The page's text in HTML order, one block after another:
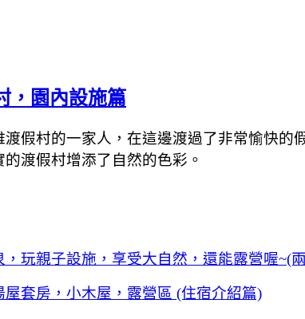
，園內設施篇
假村的一家人，在這邊渡過了非常愉快的
渡假村增添了自然的色彩。
，玩親子設施，享受大自然，還能露營喔~(
屋套房，小木屋，露營區 (住宿介紹篇)